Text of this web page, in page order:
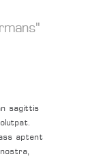
sagittis
aptent